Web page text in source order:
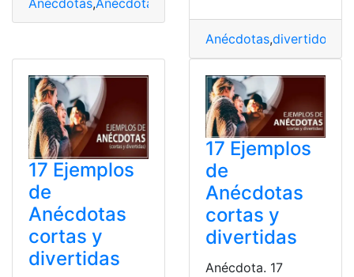
Anécdotas,Anécdotas Divertidas
Anécdotas,divertidos
17 Ejemplos
de
Anécdotas
cortas y
divertidas
17 Ejemplos
de
Anécdotas
cortas y
divertidas
Anécdota. 17